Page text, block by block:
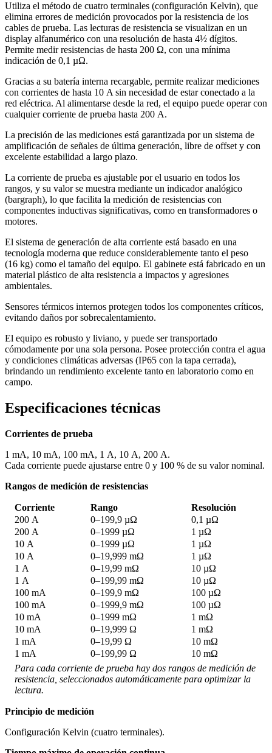
Utiliza el método de cuatro terminales (configuración Kelvin), que
elimina errores de medición provocados por la resistencia de los
cables de prueba. Las lecturas de resistencia se visualizan en un
display alfanumérico con una resolución de hasta 4½ dígitos.
Permite medir resistencias de hasta 200 Ω, con una mínima
indicación de 0,1 µΩ.
Gracias a su batería interna recargable, permite realizar mediciones
con corrientes de hasta 10 A sin necesidad de estar conectado a la
red eléctrica. Al alimentarse desde la red, el equipo puede operar con
cualquier corriente de prueba hasta 200 A.
La precisión de las mediciones está garantizada por un sistema de
amplificación de señales de última generación, libre de offset y con
excelente estabilidad a largo plazo.
La corriente de prueba es ajustable por el usuario en todos los
rangos, y su valor se muestra mediante un indicador analógico
(bargraph), lo que facilita la medición de resistencias con
componentes inductivas significativas, como en transformadores o
motores.
El sistema de generación de alta corriente está basado en una
tecnología moderna que reduce considerablemente tanto el peso
(16 kg) como el tamaño del equipo. El gabinete está fabricado en un
material plástico de alta resistencia a impactos y agresiones
ambientales.
Sensores térmicos internos protegen todos los componentes críticos,
evitando daños por sobrecalentamiento.
El equipo es robusto y liviano, y puede ser transportado
cómodamente por una sola persona. Posee protección contra el agua
y condiciones climáticas adversas (IP65 con la tapa cerrada),
brindando un rendimiento excelente tanto en laboratorio como en
campo.
Especificaciones técnicas
Corrientes de prueba
1 mA, 10 mA, 100 mA, 1 A, 10 A, 200 A.
Cada corriente puede ajustarse entre 0 y 100 % de su valor nominal.
Rangos de medición de resistencias
Corriente Rango
Resolución
200 A
0–199,9 µΩ
0,1 µΩ
200 A
0–1999 µΩ
1 µΩ
10 A
0–1999 µΩ
1 µΩ
10 A
0–19,999 mΩ
1 µΩ
1 A
0–19,99 mΩ
10 µΩ
1 A
0–199,99 mΩ
10 µΩ
100 mA
0–199,9 mΩ
100 µΩ
100 mA
0–1999,9 mΩ
100 µΩ
10 mA
0–1999 mΩ
1 mΩ
10 mA
0–19,999 Ω
1 mΩ
1 mA
0–19,99 Ω
10 mΩ
1 mA
0–199,99 Ω
10 mΩ
Para cada corriente de prueba hay dos rangos de medición de
resistencia, seleccionados automáticamente para optimizar la
lectura.
Principio de medición
Configuración Kelvin (cuatro terminales).